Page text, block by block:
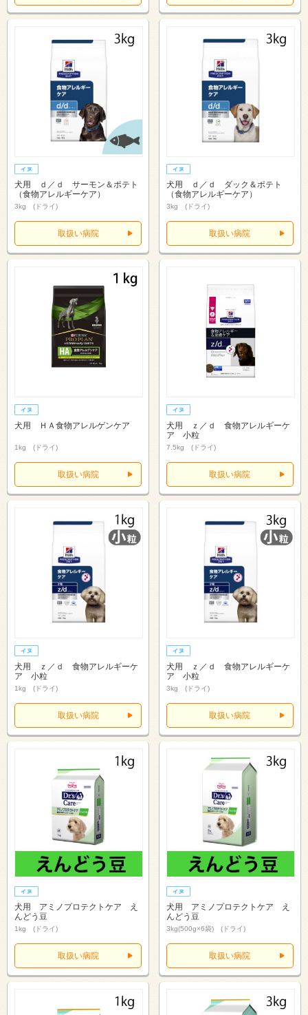
犬用 ｄ／ｄ サーモン＆ポテト
（食物アレルギーケア）
3kg (ドライ)
取扱い病院
犬用 ｄ／ｄ ダック＆ポテト
（食物アレルギーケア）
3kg (ドライ)
取扱い病院
犬用 ＨＡ食物アレルゲンケア
1kg (ドライ)
取扱い病院
犬用 ｚ／ｄ 食物アレルギーケ
ア 小粒
7.5kg (ドライ)
取扱い病院
犬用 ｚ／ｄ 食物アレルギーケ
ア 小粒
1kg (ドライ)
取扱い病院
犬用 ｚ／ｄ 食物アレルギーケ
ア 小粒
3kg (ドライ)
取扱い病院
犬用 アミノプロテクトケア え
んどう豆
1kg (ドライ)
取扱い病院
犬用 アミノプロテクトケア え
んどう豆
3kg(500g×6袋) (ドライ)
取扱い病院